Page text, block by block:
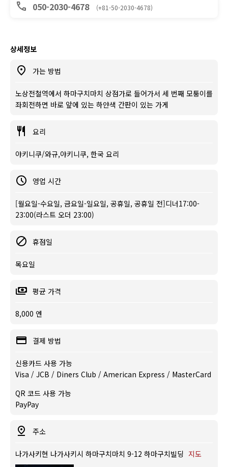
050-2030-4678 (+81-50-2030-4678)
상세정보
가는 방법
노상전철역에서 하마구치마치 상점가로 들어가서 세 번째 모퉁이를
좌회전하면 바로 앞에 있는 하얀색 간판이 있는 가게
요리
야키니쿠/와규,야키니쿠, 한국 요리
영업 시간
[월요일-수요일, 금요일-일요일, 공휴일, 공휴일 전]디너17:00-
23:00(라스트 오더 23:00)
휴점일
목요일
평균 가격
8,000 엔
결제 방법
신용카드 사용 가능
Visa / JCB / Diners Club / American Express / MasterCard
QR 코드 사용 가능
PayPay
주소
나가사키현 나가사키시 하마구치마치 9-12 하마구치빌딩 지도